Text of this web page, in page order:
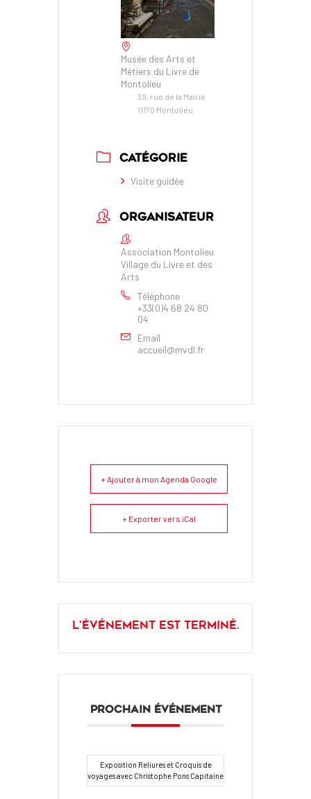
Musée des Arts et
Métiers du Livre de
Montolieu
39, rue de la Mairie
11170 Montolieu
CATÉGORIE
Visite guidée
ORGANISATEUR
Association Montolieu
Village du Livre et des
Arts
Téléphone
+33(0)4 68 24 80
04
Email
accueil@mvdl.fr
+ Ajouter à mon Agenda Google
+ Exporter vers iCal
L'événement est terminé.
PROCHAIN ÉVÉNEMENT
Exposition Reliures et Croquis de
voyages avec Christophe Pons Capitaine